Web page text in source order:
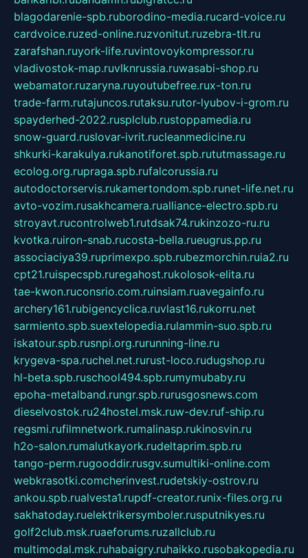
blagodarenie-spb.ruborodino-media.rucard-voice.ru
cardvoice.ruzed-online.ruzvonitut.ruzebra-tlt.ru
zarafshan.ruyork-life.ruvintovoykompressor.ru
vladivostok-map.ruvlknrussia.ruwasabi-shop.ru
webamator.ruzaryna.ruyoutubefree.rux-ton.ru
trade-farm.rutajuncos.rutaksu.rutor-lyubov-i-grom.ru
spayderhed-2022.rusplclub.rustoppamedia.ru
snow-guard.ruslovar-ivrit.rucleanmedicine.ru
shkurki-karakulya.rukanotiforet.spb.rututmassage.ru
ecolog.org.rupraga.spb.rufalcorussia.ru
autodoctorservis.rukamertondom.spb.runet-life.net.ru
avto-vozim.rusakhcamera.rualliance-electro.spb.ru
stroyavt.rucontrolweb1.rutdsak74.rukinzozo-ru.ru
kvotka.ruiron-snab.rucosta-bella.rueugrus.pp.ru
associaciya39.ruprimexpo.spb.rubezmorchin.ruia2.ru
cpt21.ruispecspb.ruregahost.rukolosok-elita.ru
tae-kwon.ruconsrio.com.ruinsiam.ruavegainfo.ru
archery161.rubigencyclica.ruvlast16.rukorru.net
sarmiento.spb.suextelopedia.rulammin-suo.spb.ru
iskatour.spb.rusnpi.org.rurunning-line.ru
krygeva-spa.ruchel.net.rurust-loco.rudugshop.ru
hl-beta.spb.ruschool494.spb.rumymubaby.ru
epoha-metalband.rungr.spb.rurusgosnews.com
dieselvostok.ru24hostel.msk.ruw-dev.ruf-ship.ru
regsmi.rufilmnetwork.rumalinasp.rukinosvin.ru
h2o-salon.rumalutkayork.rudeltaprim.spb.ru
tango-perm.rugooddir.rusgv.sumultiki-online.com
webkrasotki.comcherinvest.rudetskiy-ostrov.ru
ankou.spb.rualvesta1.rupdf-creator.runix-files.org.ru
sakhatoday.ruelektrikersymboler.rusputnikyes.ru
golf2club.msk.ruaeforums.ruzallclub.ru
multimodal.msk.ruhabaigry.ruhaikko.rusobakopedia.ru